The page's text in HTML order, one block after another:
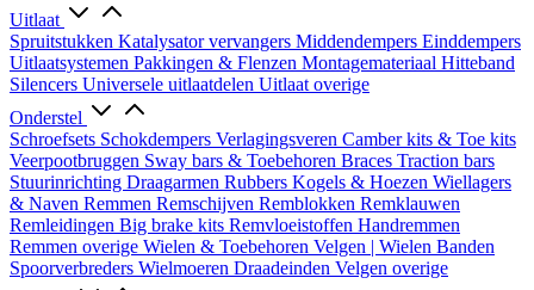
Uitlaat
Spruitstukken Katalysator vervangers Middendempers Einddempers
Uitlaatsystemen Pakkingen & Flenzen Montagemateriaal Hitteband
Silencers Universele uitlaatdelen Uitlaat overige
Onderstel
Schroefsets Schokdempers Verlagingsveren Camber kits & Toe kits
Veerpootbruggen Sway bars & Toebehoren Braces Traction bars
Stuurinrichting Draagarmen Rubbers Kogels & Hoezen Wiellagers
& Naven Remmen Remschijven Remblokken Remklauwen
Remleidingen Big brake kits Remvloeistoffen Handremmen
Remmen overige Wielen & Toebehoren Velgen | Wielen Banden
Spoorverbreders Wielmoeren Draadeinden Velgen overige